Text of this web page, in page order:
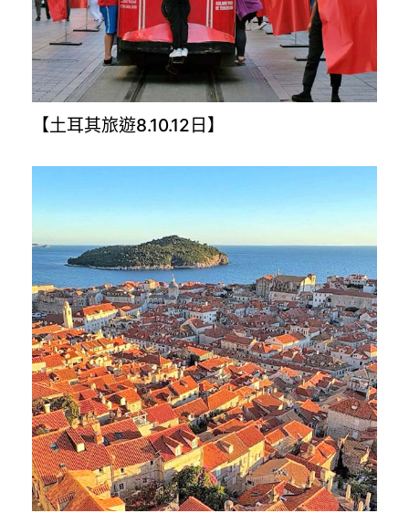
【土耳其旅遊8.10.12日】